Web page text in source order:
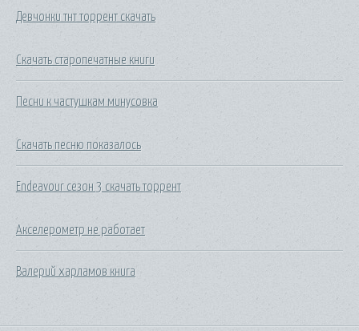
Девчонки тнт торрент скачать
Скачать старопечатные книги
Песни к частушкам минусовка
Скачать песню показалось
Endeavour сезон 3 скачать торрент
Акселерометр не работает
Валерий харламов книга